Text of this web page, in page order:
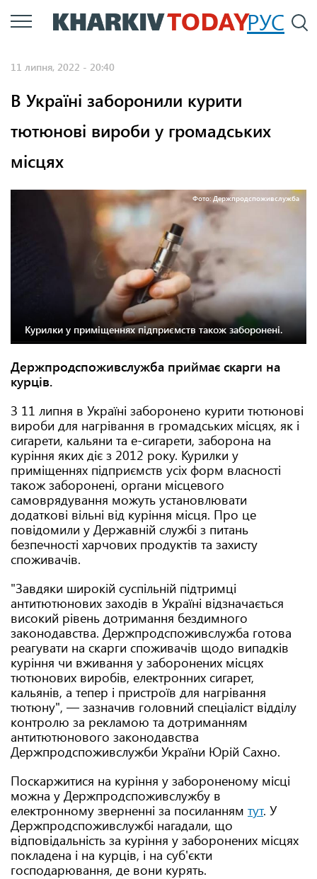
Перейти
до
РУС
11 липня, 2022 - 20:40
В Україні заборонили курити
тютюнові вироби у громадських
місцях
Фото: Держпродспоживслужба
Курилки у приміщеннях підприємств також заборонені.
Держпродспоживслужба приймає скарги на
курців.
З 11 липня в Україні заборонено курити тютюнові
вироби для нагрівання в громадських місцях, як і
сигарети, кальяни та е-сигарети, заборона на
куріння яких діє з 2012 року. Курилки у
приміщеннях підприємств усіх форм власності
також заборонені, органи місцевого
самоврядування можуть установлювати
додаткові вільні від куріння місця. Про це
повідомили у Державній службі з питань
безпечності харчових продуктів та захисту
споживачів.
"Завдяки широкій суспільній підтримці
антитютюнових заходів в Україні відзначається
високий рівень дотримання бездимного
законодавства. Держпродспоживслужба готова
реагувати на скарги споживачів щодо випадків
куріння чи вживання у заборонених місцях
тютюнових виробів, електронних сигарет,
кальянів, а тепер і пристроїв для нагрівання
тютюну", — зазначив головний спеціаліст відділу
контролю за рекламою та дотриманням
антитютюнового законодавства
Держпродспоживслужби України Юрій Сахно.
Поскаржитися на куріння у забороненому місці
можна у Держпродспоживслужбу в
електронному зверненні за посиланням тут. У
Держпродспоживслужбі нагадали, що
відповідальність за куріння у заборонених місцях
покладена і на курців, і на суб'єкти
господарювання, де вони курять.